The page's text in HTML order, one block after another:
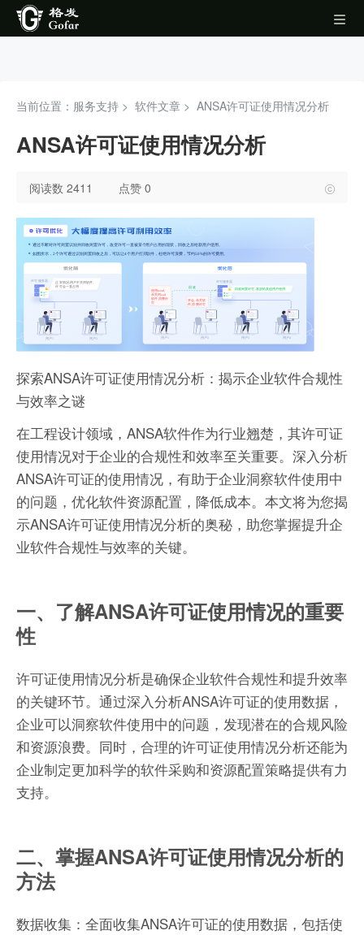
当前位置：服务支持 > 软件文章 > ANSA许可证使用情况分析
ANSA许可证使用情况分析
阅读数 2411 点赞 0
探索ANSA许可证使用情况分析：揭示企业软件合规性
与效率之谜
在工程设计领域，ANSA软件作为行业翘楚，其许可证
使用情况对于企业的合规性和效率至关重要。深入分析
ANSA许可证的使用情况，有助于企业洞察软件使用中
的问题，优化软件资源配置，降低成本。本文将为您揭
示ANSA许可证使用情况分析的奥秘，助您掌握提升企
业软件合规性与效率的关键。
一、了解ANSA许可证使用情况的重要
性
许可证使用情况分析是确保企业软件合规性和提升效率
的关键环节。通过深入分析ANSA许可证的使用数据，
企业可以洞察软件使用中的问题，发现潜在的合规风险
和资源浪费。同时，合理的许可证使用情况分析还能为
企业制定更加科学的软件采购和资源配置策略提供有力
支持。
二、掌握ANSA许可证使用情况分析的
方法
数据收集：全面收集ANSA许可证的使用数据，包括使